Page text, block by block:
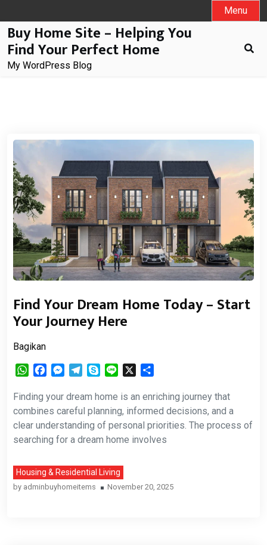
to
content
Menu
Buy Home Site – Helping You
Find Your Perfect Home
My WordPress Blog
Find Your Dream Home Today – Start
Your Journey Here
Bagikan
WhatsApp
FacebookMessenger
TelegramSkypeLine
Finding your dream home is an enriching journey that
combines careful planning, informed decisions, and a
clear understanding of personal priorities. The process of
searching for a dream home involves
Housing & Residential Living
by adminbuyhomeitems November 20, 2025